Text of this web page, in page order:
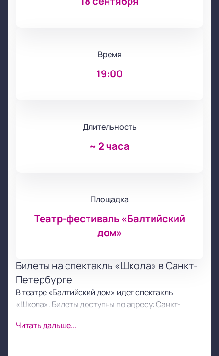
Время
19:00
Длительность
~ 2 часа
Площадка
Театр-фестиваль «Балтийский
дом»
Билеты на спектакль «Школа» в Санкт-
Петербурге
В театре «Балтийский дом» идет спектакль
«Школа». Билеты доступны по адресу: Санкт-
билеты на спектакль «Школа» можно заранее,
Читать дальше...